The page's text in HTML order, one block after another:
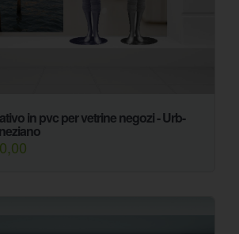
in pvc per vetrine negozi - Urb-